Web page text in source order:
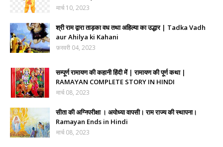
मार्च 10, 2023
श्री राम द्वारा ताड़का वध तथा अहिल्या का उद्धार | Tadka Vadh
aur Ahilya ki Kahani
फ़रवरी 04, 2023
सम्पूर्ण रामायण की कहानी हिंदी में | रामायण की पूर्ण कथा |
RAMAYAN COMPLETE STORY IN HINDI
मार्च 08, 2023
सीता की अग्निपरीक्षा । अयोध्या वापसी। राम राज्य की स्थापना।
Ramayan Ends in Hindi
मार्च 08, 2023